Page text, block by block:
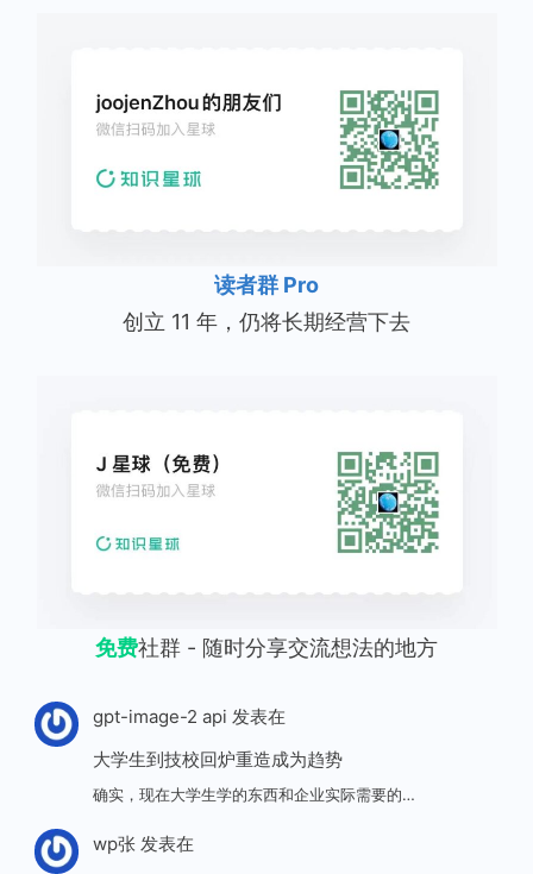
读者群 Pro
创立 11 年，仍将长期经营下去
免费社群 - 随时分享交流想法的地方
gpt-image-2 api 发表在
大学生到技校回炉重造成为趋势
确实，现在大学生学的东西和企业实际需要的…
wp张发表在